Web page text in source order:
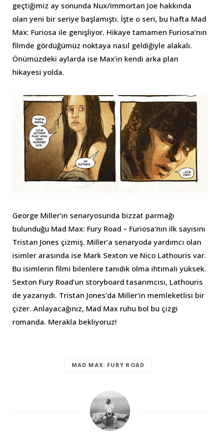
geçtiğimiz ay sonunda Nux/Immortan Joe hakkında
olan yeni bir seriye başlamıştı. İşte o seri, bu hafta Mad
Max: Furiosa ile genişliyor. Hikaye tamamen Furiosa’nın
filmde gördüğümüz noktaya nasıl geldiğiyle alakalı.
Önümüzdeki aylarda ise Max’in kendi arka plan
hikayesi yolda.
George Miller’ın senaryosunda bizzat parmağı
bulunduğu Mad Max: Fury Road – Furiosa’nın ilk sayısını
Tristan Jones çizmiş. Miller’a senaryoda yardımcı olan
isimler arasında ise Mark Sexton ve Nico Lathouris var.
Bu isimlerin filmi bilenlere tanıdık olma ihtimali yüksek.
Sexton Fury Road’un storyboard tasarımcısı, Lathouris
de yazarıydı. Tristan Jones’da Miller’ın memleketlisi bir
çizer. Anlayacağınız, Mad Max ruhu bol bu çizgi
romanda. Merakla bekliyoruz!
MAD MAX: FURY ROAD